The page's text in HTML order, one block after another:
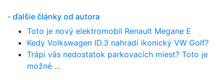
- ďalšie články od autora
Toto je nový elektromobil Renault Megane E
Kedy Volkswagen ID.3 nahradí ikonický VW Golf?
Trápi vás nedostatok parkovacích miest? Toto je
možné ...